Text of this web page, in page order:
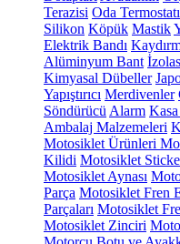
Terazisi Oda Termostatı
Silikon Köpük Mastik
Elektrik Bandı
Alüminyum Bant
Kimyasal Dübeller
Yapıştırıcı Merdivenler
Söndürücü Alarm
Ambalaj Malzemeleri
Motosiklet Ürünleri
Kilidi Motosiklet
Motosiklet Aynası
Parça Motosiklet Fren
Parçaları Motosiklet
Motosiklet Zinciri